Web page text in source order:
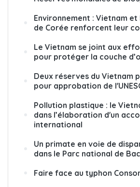
Environnement : Vietnam et
de Corée renforcent leur
Le Vietnam se joint aux
pour protéger la couche
Deux réserves du Vietnam
pour approbation de
Pollution plastique : le
dans l’élaboration d'un
international
Un primate en voie de
dans le Parc national de
Faire face au typhon